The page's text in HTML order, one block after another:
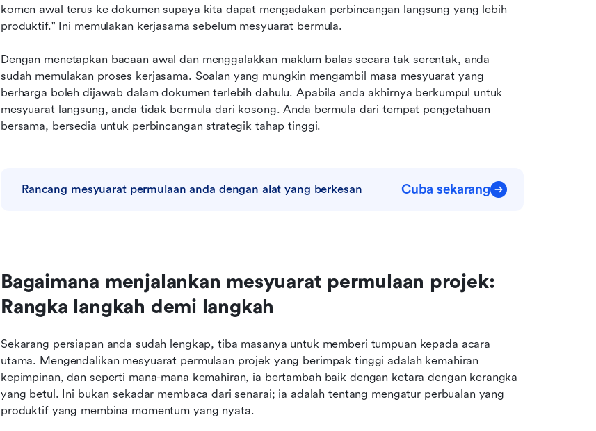
komen awal terus ke dokumen supaya kita dapat mengadakan perbincangan langsung yang lebih
produktif." Ini memulakan kerjasama sebelum mesyuarat bermula.
Dengan menetapkan bacaan awal dan menggalakkan maklum balas secara tak serentak, anda
sudah memulakan proses kerjasama. Soalan yang mungkin mengambil masa mesyuarat yang
berharga boleh dijawab dalam dokumen terlebih dahulu. Apabila anda akhirnya berkumpul untuk
mesyuarat langsung, anda tidak bermula dari kosong. Anda bermula dari tempat pengetahuan
bersama, bersedia untuk perbincangan strategik tahap tinggi.
Rancang mesyuarat permulaan anda dengan alat yang berkesan Cuba sekarang
Bagaimana menjalankan mesyuarat permulaan projek:
Rangka langkah demi langkah
Sekarang persiapan anda sudah lengkap, tiba masanya untuk memberi tumpuan kepada acara
utama. Mengendalikan mesyuarat permulaan projek yang berimpak tinggi adalah kemahiran
kepimpinan, dan seperti mana-mana kemahiran, ia bertambah baik dengan ketara dengan kerangka
yang betul. Ini bukan sekadar membaca dari senarai; ia adalah tentang mengatur perbualan yang
produktif yang membina momentum yang nyata.